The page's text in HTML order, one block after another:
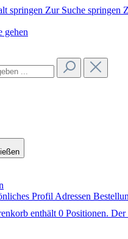
springen Zur Suche springen
Profil Adressen
enthält 0 Positionen.